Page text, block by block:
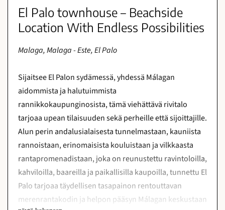
El Palo townhouse – Beachside
Location With Endless Possibilities
Malaga, Malaga - Este, El Palo
Sijaitsee El Palon sydämessä, yhdessä Málagan
aidommista ja halutuimmista
rannikkokaupunginosista, tämä viehättävä rivitalo
tarjoaa upean tilaisuuden sekä perheille että sijoittajille.
Alun perin andalusialaisesta tunnelmastaan, kauniista
rannoistaan, erinomaisista kouluistaan ja vilkkaasta
rantapromenadistaan, joka on reunustettu ravintoloilla,
kahviloilla, baareilla ja paikallisilla kaupoilla, tunnettu El
Palo tarjoaa täydellisen tasapainon rentouttavan
merenrantakodin ja helpon pääsyn Málagan keskustaan